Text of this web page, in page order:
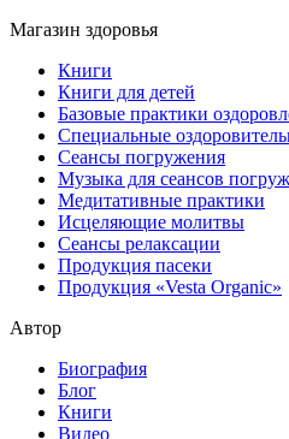
Магазин здоровья
Книги
Книги для детей
Базовые практики
Специальные
Сеансы погружения
Музыка для сеансов
Медитативные практики
Исцеляющие молитвы
Сеансы релаксации
Продукция пасеки
Продукция «Vesta Organic»
Автор
Биография
Блог
Книги
Видео